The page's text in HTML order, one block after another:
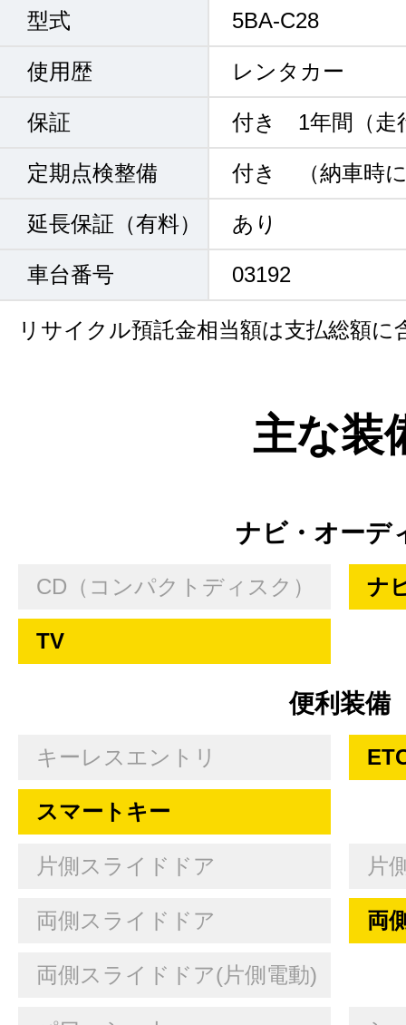
型式 5BA-C28
使用歴 レンタカー
保証 付き 1年間（走
定期点検整備 付き （納車時
延長保証（有料） あり
車台番号 03192
リサイクル預託金相当額は支払総額に
主な装
ナビ・オーデ
CD（コンパクトディスク） ナ
TV
便利装備
キーレスエントリ
スマートキー
片側スライドドア 片
両側スライドドア 両
両側スライドドア(片側電動)